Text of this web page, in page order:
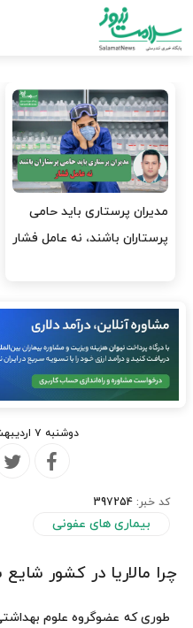
وقت وزیر بهداشت باید صرف
افتتاح پروژه‌ها شود؟
دوشنبه ۷ اردیبهشت ۱۴۰۵ - ۱۲:۱۰
کد خبر: 397254
بیماری های عفونی
چرا مالاریا در کشور
طوری که عضوگروه علوم